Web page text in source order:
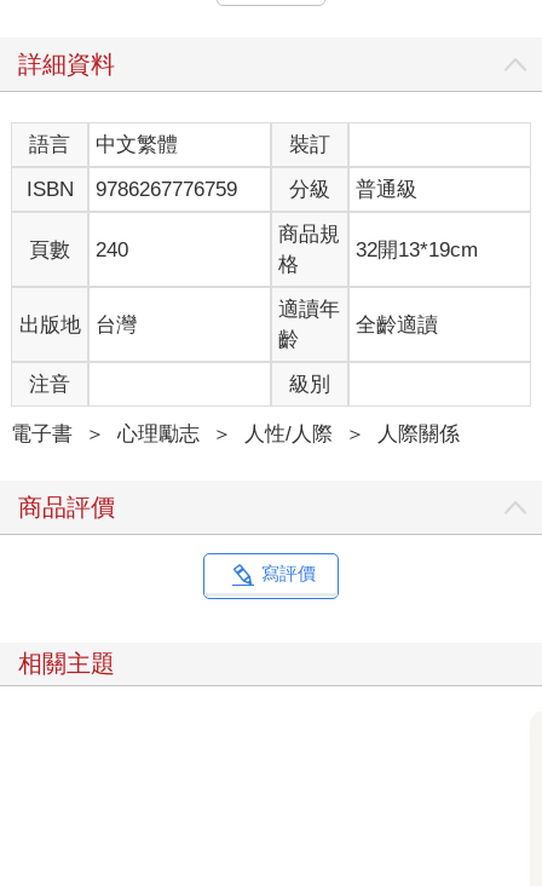
苦苦掙扎。但是，當「屬於自己的充電時光」來臨，無論如何都
法或許聽起來很奢侈，但請務必嘗試看看，相信你很快就會明
有時，我們可能會忘記自己應該珍惜的事物，而這段屬於自己的
「充電時光」，會讓人再次憶起生活的美好。無論世界多麼複
雜，有些事從來不曾改變。當我們能夠靜下心來整頓思緒，那些
被遺忘的信念與價值，也會再次變得清晰可見。
這圈肉……
變胖的兔子和大熊約定好晚餐只吃沙拉。
該減一下了，對吧……？
沙拉雖然也很好吃，
還算不錯吃啦。
但令人垂涎欲滴的美食，
總是在腦海中閃現。
興奮 雀躍 期待 激動 愉悅
詳細資料
語言 中文繁體
裝訂
ISBN
9786267776759 分級 普通級
頁數 240
商品規
格
32開13*19cm
出版地 台灣
適讀年
齡
全齡適讀
注音 級別
電子書 ＞ 心理勵志 ＞ 人性/人際 ＞ 人際關係
商品評價
寫評價
相關主題